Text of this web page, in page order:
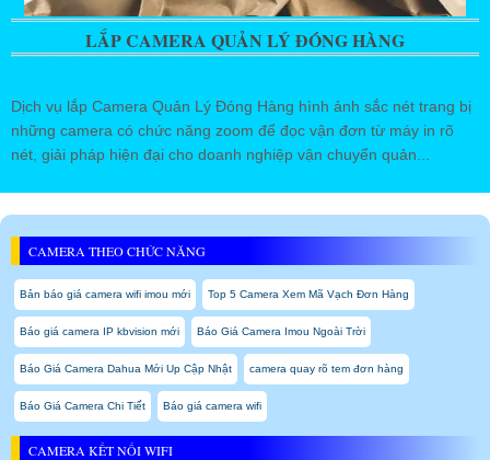
LẮP CAMERA QUẢN LÝ ĐÓNG HÀNG
Dịch vụ lắp Camera Quản Lý Đóng Hàng hình ảnh sắc nét trang bị
những camera có chức năng zoom để đọc vận đơn từ máy in rõ
nét, giải pháp hiện đại cho doanh nghiệp vận chuyển quản...
CAMERA THEO CHỨC NĂNG
Bản báo giá camera wifi imou mới Top 5 Camera Xem Mã Vạch Đơn Hàng
Báo giá camera IP kbvision mới Báo Giá Camera Imou Ngoài Trời
Báo Giá Camera Dahua Mới Up Cập Nhật camera quay rõ tem đơn hàng
Báo Giá Camera Chi Tiết Báo giá camera wifi
CAMERA KẾT NỐI WIFI